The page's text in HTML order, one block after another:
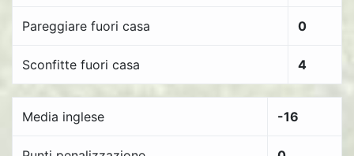
Pareggiare fuori casa 0
Sconfitte fuori casa 4
Media inglese -16